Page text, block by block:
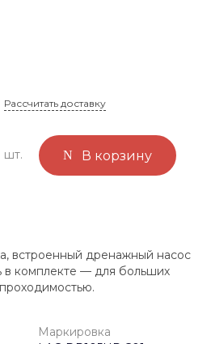
Рассчитать доставку
шт. В корзину
встроенный дренажный насос
в комплекте — для больших
Маркировка